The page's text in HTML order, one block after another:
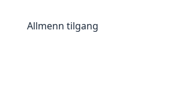
Allmenn tilgang